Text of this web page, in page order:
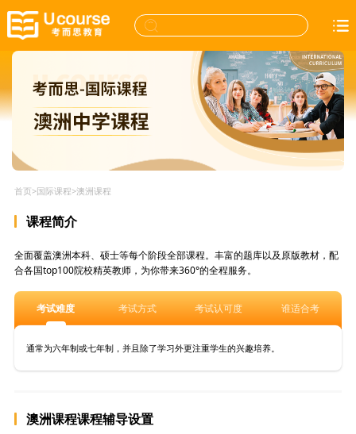
首页>国际课程>澳洲课程
课程简介
全面覆盖澳洲本科、硕士等每个阶段全部课程。丰富的题库以及原版教材，配
合各国top100院校精英教师，为你带来360°的全程服务。
考试难度 考试方式 考试认可度 谁适合考
通常为六年制或七年制，并且除了学习外更注重学生的兴趣培养。
澳洲课程课程辅导设置